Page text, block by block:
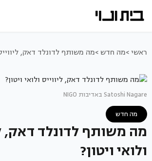
ראשי >מה חדש >מה משותף לדונלד דאק, ליווייס
Satoshi Nagare באדיבות NIGO
מה חדש
מה משותף לדונלד דאק,
ולואי ויטון?